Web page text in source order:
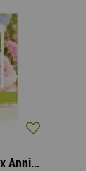
Cartes Voeux Brillant "Joyeux Anniversaire" ( x 10 )